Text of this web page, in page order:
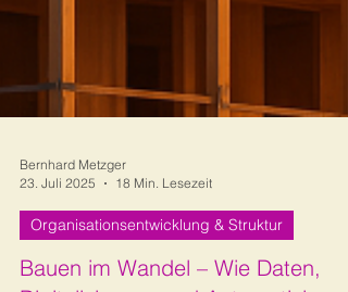
Bernhard Metzger
23. Juli 2025
18 Min. Lesezeit
Organisationsentwicklung & Struktur